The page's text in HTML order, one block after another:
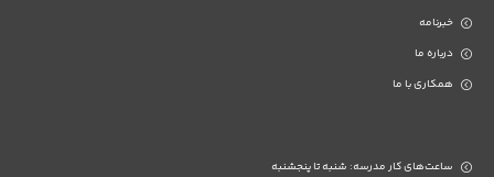
خبرنامه
درباره ما
همکاری با ما
ساعت‌های کار مدرسه: شنبه تا پنجشنبه